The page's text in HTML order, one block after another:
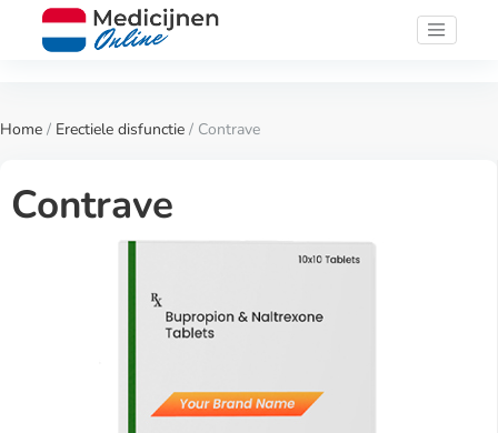
Home / Erectiele disfunctie / Contrave
Contrave